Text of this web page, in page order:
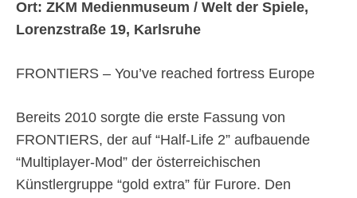
Ort: ZKM Medienmuseum / Welt der Spiele,
Lorenzstraße 19, Karlsruhe
FRONTIERS – You’ve reached fortress Europe
Bereits 2010 sorgte die erste Fassung von
FRONTIERS, der auf “Half-Life 2” aufbauende
“Multiplayer-Mod” der österreichischen
Künstlergruppe “gold extra” für Furore. Den